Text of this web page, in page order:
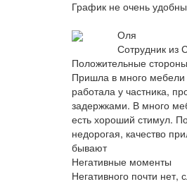
График не очень
Оля
Сотрудник из
Положительные
Пришла в много мебели
работала у частника,
задержками. В много
есть хороший стимул.
недорогая, качество
бывают
Негативные моменты
Негативного почти